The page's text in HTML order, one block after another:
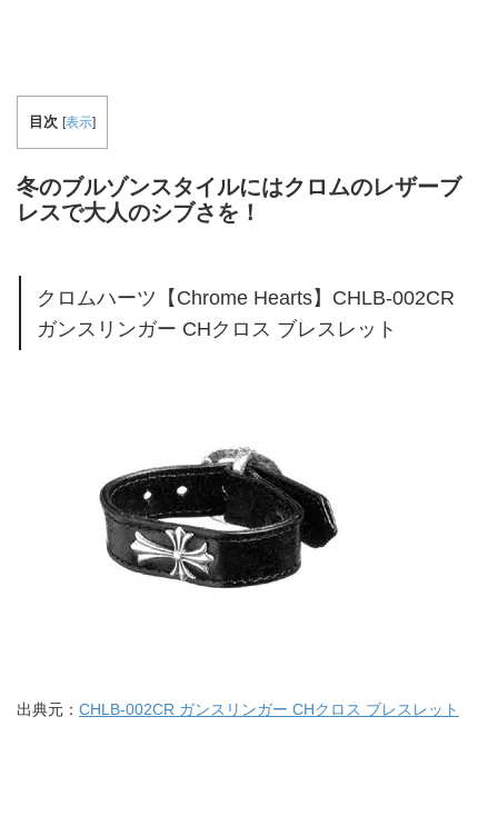
目次 [表示]
冬のブルゾンスタイルにはクロムのレザーブ
レスで大人のシブさを！
クロムハーツ【Chrome Hearts】CHLB-002CR
ガンスリンガー CHクロス ブレスレット
出典元： CHLB-002CR ガンスリンガー CHクロス ブレスレット